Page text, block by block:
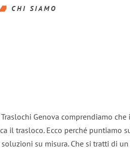
CHI SIAMO
Genova comprendiamo
il trasloco. Ecco perché puntiamo
su misura. Che si tratti di